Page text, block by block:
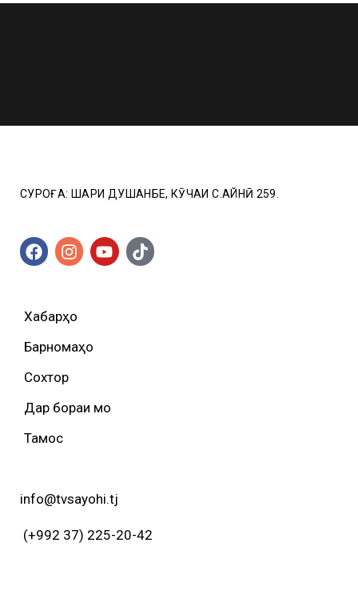
СУРОҒА: ШАҲРИ ДУШАНБЕ, КӮЧАИ C.АЙНӢ 259.
Хабарҳо
Барномаҳо
Сохтор
Дар бораи мо
Тамос
info@tvsayohi.tj
(+992 37) 225-20-42